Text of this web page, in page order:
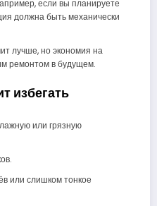
если вы планируете
должна быть механически
лучше, но экономия на
ремонтом в будущем.
избегать
или грязную
или слишком тонкое